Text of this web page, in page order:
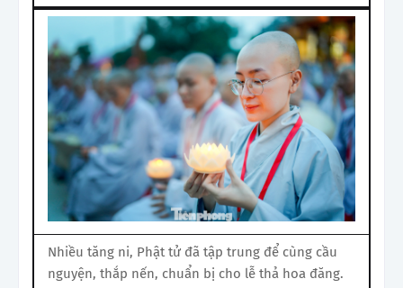
Nhiều tăng ni, Phật tử đã tập trung để cùng cầu
nguyện, thắp nến, chuẩn bị cho lễ thả hoa đăng.